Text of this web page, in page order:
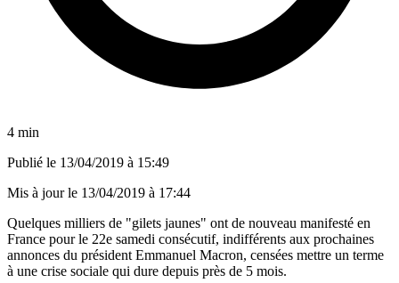
4 min
Publié le 13/04/2019 à 15:49
Mis à jour le 13/04/2019 à 17:44
Quelques milliers de "gilets jaunes" ont de nouveau manifesté en
France pour le 22e samedi consécutif, indifférents aux prochaines
annonces du président Emmanuel Macron, censées mettre un terme
à une crise sociale qui dure depuis près de 5 mois.